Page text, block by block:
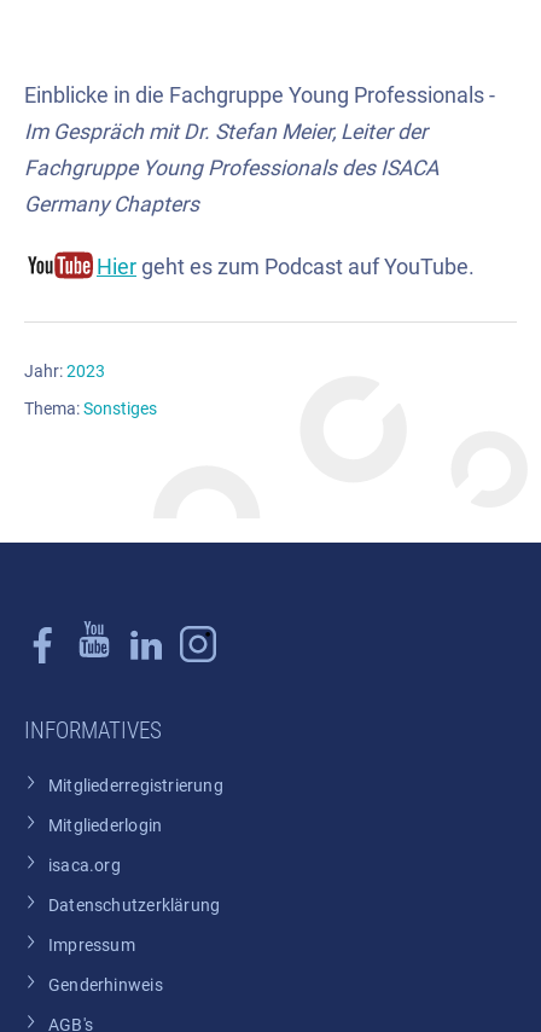
Einblicke in die Fachgruppe Young Professionals -
Im Gespräch mit Dr. Stefan Meier, Leiter der
Fachgruppe Young Professionals des ISACA
Germany Chapters
Hier geht es zum Podcast auf YouTube.
Jahr:2023
Thema:Sonstiges
INFORMATIVES
Mitgliederregistrierung
Mitgliederlogin
isaca.org
Datenschutzerklärung
Impressum
Genderhinweis
AGB's